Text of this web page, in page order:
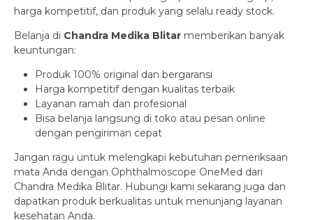
harga kompetitif, dan produk yang selalu ready stock.
Belanja di Chandra Medika Blitar memberikan banyak
keuntungan:
Produk 100% original dan bergaransi
Harga kompetitif dengan kualitas terbaik
Layanan ramah dan profesional
Bisa belanja langsung di toko atau pesan online
dengan pengiriman cepat
Jangan ragu untuk melengkapi kebutuhan pemeriksaan
mata Anda dengan Ophthalmoscope OneMed dari
Chandra Medika Blitar. Hubungi kami sekarang juga dan
dapatkan produk berkualitas untuk menunjang layanan
kesehatan Anda.